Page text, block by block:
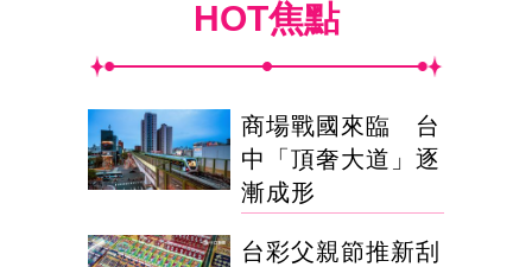
HOT焦點
商場戰國來臨 台
中「頂奢大道」逐
漸成形
台彩父親節推新刮